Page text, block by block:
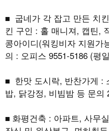
■ 굽네가 각 잡고 만든 치
킨 구인 : 홀 매니져, 캡틴,
콩아이디(워킹비자 지원가
의 : 오피스 9551-5186 (평
■ 한맛 도시락, 반찬가게 :
밥, 닭강정, 비빔밤 등 문의
■ 화평건축 : 아파트, 사무